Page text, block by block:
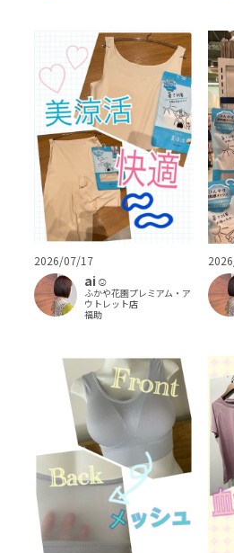
2026/07/17
ai‪‪☺︎‬
ふかや花園プレミアム・ア
ウトレット店
福助